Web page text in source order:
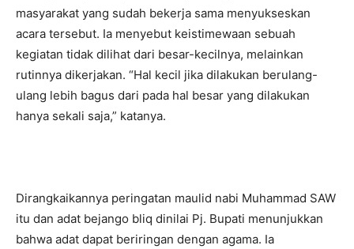
masyarakat yang sudah bekerja sama menyukseskan
acara tersebut. Ia menyebut keistimewaan sebuah
kegiatan tidak dilihat dari besar-kecilnya, melainkan
rutinnya dikerjakan. “Hal kecil jika dilakukan berulang-
ulang lebih bagus dari pada hal besar yang dilakukan
hanya sekali saja,” katanya.
Dirangkaikannya peringatan maulid nabi Muhammad SAW
itu dan adat bejango bliq dinilai Pj. Bupati menunjukkan
bahwa adat dapat beriringan dengan agama. Ia